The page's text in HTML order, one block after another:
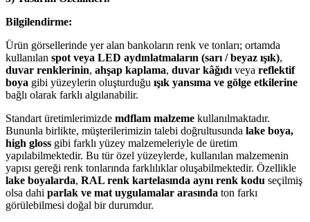
Bilgilendirme:
Ürün görsellerinde yer alan bankoların renk ve tonları; ortamda
kullanılan spot veya LED aydınlatmaların (sarı / beyaz ışık),
duvar renklerinin, ahşap kaplama, duvar kâğıdı veya reflektif
boya gibi yüzeylerin oluşturduğu ışık yansıma ve gölge etkilerine
bağlı olarak farklı algılanabilir.
Standart üretimlerimizde mdflam malzeme kullanılmaktadır.
Bununla birlikte, müşterilerimizin talebi doğrultusunda lake boya,
high gloss gibi farklı yüzey malzemeleriyle de üretim
yapılabilmektedir. Bu tür özel yüzeylerde, kullanılan malzemenin
yapısı gereği renk tonlarında farklılıklar oluşabilmektedir. Özellikle
lake boyalarda, RAL renk kartelasında aynı renk kodu seçilmiş
olsa dahi parlak ve mat uygulamalar arasında ton farkı
görülebilmesi doğal bir durumdur.